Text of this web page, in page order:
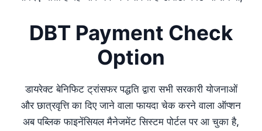
DBT Payment Check
Option
डायरेक्ट बेनिफिट ट्रांसफर पद्धति द्वारा सभी सरकारी योजनाओं
और छात्रवृत्ति का दिए जाने वाला फायदा चेक करने वाला ऑप्शन
अब पब्लिक फाइनेंसियल मैनेजमेंट सिस्टम पोर्टल पर आ चुका है,